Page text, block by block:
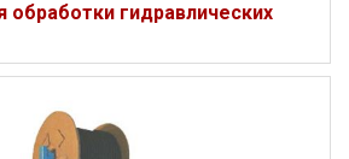
гидравлических